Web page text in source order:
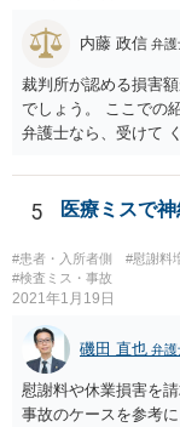
ない（多少の増額は
と思われます。 弁護
とは多々あるため、
めしたいところです。
内藤 政信 弁護
裁判所が認める損害
でしょう。 ここでの
弁護士なら、受けて
5 医療ミスで
#患者・入所者側 #慰謝料
#検査ミス・事故
2021年1月19日
磯田 直也 弁護
慰謝料や休業損害を
事故のケースを参考